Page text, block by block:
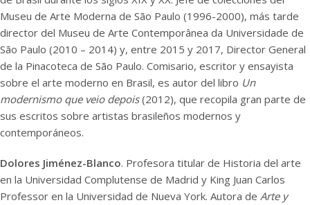
Museu de Arte Moderna de São Paulo (1996-2000), más tarde
director del Museu de Arte Contemporânea da Universidade de
São Paulo (2010 – 2014) y, entre 2015 y 2017, Director General
de la Pinacoteca de São Paulo. Comisario, escritor y ensayista
sobre el arte moderno en Brasil, es autor del libro Un
modernismo que veio depois(2012), que recopila gran parte de
sus escritos sobre artistas brasileños modernos y
contemporáneos.
Dolores Jiménez-Blanco. Profesora titular de Historia del arte
en la Universidad Complutense de Madrid y King Juan Carlos
Professor en la Universidad de Nueva York. Autora de Arte y